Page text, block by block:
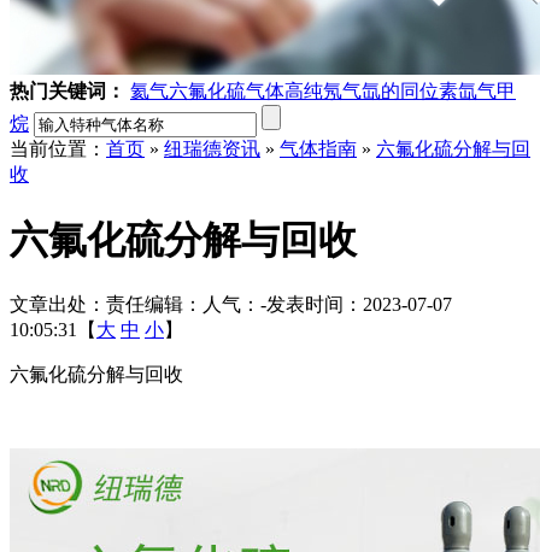
热门关键词： 氦气六氟化硫气体高纯氖气氙的同位素氙气甲
烷
当前位置： 首页 » 纽瑞德资讯 » 气体指南 » 六氟化硫分解与回
收
六氟化硫分解与回收
文章出处： 责任编辑： 人气： -发表时间：2023-07-07
10:05:31【 大 中 小】
六氟化硫分解与回收